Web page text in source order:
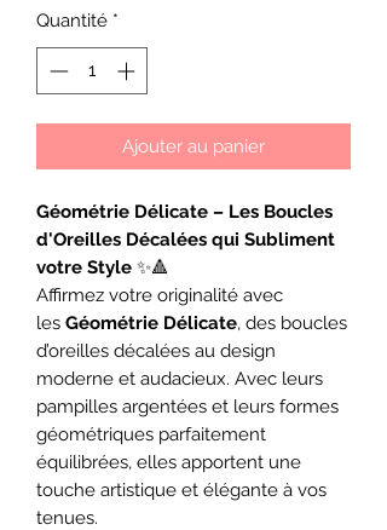
Quantité *
Ajouter au panier
Géométrie Délicate – Les Boucles
d'Oreilles Décalées qui Subliment
votre Style ✨🔺
Affirmez votre originalité avec
les Géométrie Délicate, des boucles
d’oreilles décalées au design
moderne et audacieux. Avec leurs
pampilles argentées et leurs formes
géométriques parfaitement
équilibrées, elles apportent une
touche artistique et élégante à vos
tenues.